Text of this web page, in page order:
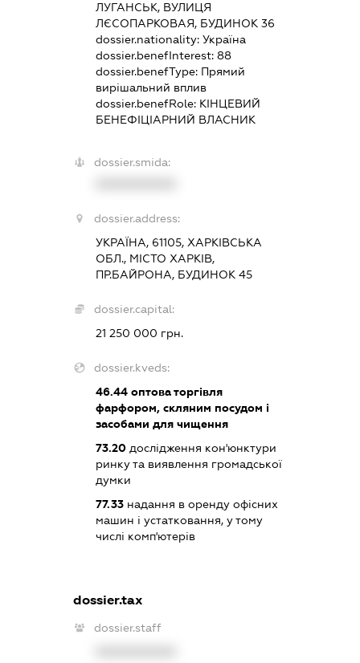
ЛУГАНСЬК, ВУЛИЦЯ
ЛЄСОПАРКОВАЯ, БУДИНОК 36
dossier.nationality:Україна
dossier.benefInterest:88
dossier.benefType: Прямий
вирішальний вплив
dossier.benefRole: КІНЦЕВИЙ
БЕНЕФІЦІАРНИЙ ВЛАСНИК
dossier.smida:
dossier.address:
УКРАЇНА, 61105, ХАРКІВСЬКА
ОБЛ., МІСТО ХАРКІВ,
ПР.БАЙРОНА, БУДИНОК 45
dossier.capital:
21 250 000 грн.
dossier.kveds:
46.44 оптова торгівля
фарфором, скляним посудом і
засобами для чищення
73.20 дослідження кон'юнктури
ринку та виявлення громадської
думки
77.33 надання в оренду офісних
машин і устатковання, у тому
числі комп'ютерів
dossier.tax
dossier.staff